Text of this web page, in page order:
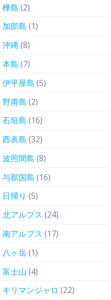
樺島 (2)
加部島 (1)
沖縄(8)
本島 (7)
伊平屋島 (5)
野甫島 (2)
石垣島 (16)
西表島 (32)
波照間島 (8)
与那国島 (16)
日帰り (5)
北アルプス (24)
南アルプス (17)
八ヶ岳(1)
富士山 (4)
キリマンジャロ (22)